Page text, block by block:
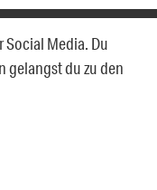
Social Media. Du
gelangst du zu den